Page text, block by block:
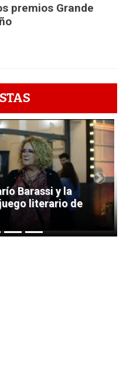
premios Grande
Barassi y la
literario de
Next